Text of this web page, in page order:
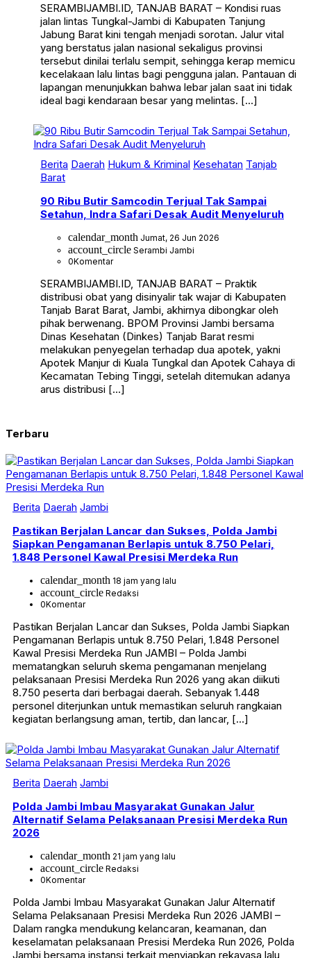
SERAMBIJAMBI.ID, TANJAB BARAT – Kondisi ruas
jalan lintas Tungkal-Jambi di Kabupaten Tanjung
Jabung Barat kini tengah menjadi sorotan. Jalur vital
yang berstatus jalan nasional sekaligus provinsi
tersebut dinilai terlalu sempit, sehingga kerap memicu
kecelakaan lalu lintas bagi pengguna jalan. Pantauan di
lapangan menunjukkan bahwa lebar jalan saat ini tidak
ideal bagi kendaraan besar yang melintas. […]
Berita Daerah Hukum & Kriminal Kesehatan Tanjab
Barat
90 Ribu Butir Samcodin Terjual Tak Sampai
Setahun, Indra Safari Desak Audit Menyeluruh
calendar_month Jumat, 26 Jun 2026
account_circle Serambi Jambi
0Komentar
SERAMBIJAMBI.ID, TANJAB BARAT – Praktik
distribusi obat yang disinyalir tak wajar di Kabupaten
Tanjab Barat Barat, Jambi, akhirnya dibongkar oleh
pihak berwenang. BPOM Provinsi Jambi bersama
Dinas Kesehatan (Dinkes) Tanjab Barat resmi
melakukan penyegelan terhadap dua apotek, yakni
Apotek Manjur di Kuala Tungkal dan Apotek Cahaya di
Kecamatan Tebing Tinggi, setelah ditemukan adanya
arus distribusi […]
Terbaru
Berita Daerah Jambi
Pastikan Berjalan Lancar dan Sukses, Polda Jambi
Siapkan Pengamanan Berlapis untuk 8.750 Pelari,
1.848 Personel Kawal Presisi Merdeka Run
calendar_month 18 jam yang lalu
account_circle Redaksi
0Komentar
Pastikan Berjalan Lancar dan Sukses, Polda Jambi Siapkan
Pengamanan Berlapis untuk 8.750 Pelari, 1.848 Personel
Kawal Presisi Merdeka Run JAMBI – Polda Jambi
mematangkan seluruh skema pengamanan menjelang
pelaksanaan Presisi Merdeka Run 2026 yang akan diikuti
8.750 peserta dari berbagai daerah. Sebanyak 1.448
personel diterjunkan untuk memastikan seluruh rangkaian
kegiatan berlangsung aman, tertib, dan lancar, […]
Berita Daerah Jambi
Polda Jambi Imbau Masyarakat Gunakan Jalur
Alternatif Selama Pelaksanaan Presisi Merdeka Run
2026
calendar_month 21 jam yang lalu
account_circle Redaksi
0Komentar
Polda Jambi Imbau Masyarakat Gunakan Jalur Alternatif
Selama Pelaksanaan Presisi Merdeka Run 2026 JAMBI –
Dalam rangka mendukung kelancaran, keamanan, dan
keselamatan pelaksanaan Presisi Merdeka Run 2026, Polda
Jambi bersama instansi terkait menyiapkan rekayasa lalu